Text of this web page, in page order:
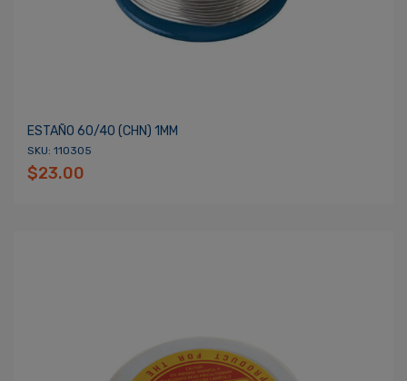
ESTAÑO 60/40 (CHN) 1MM
SKU: 110305
$23.00